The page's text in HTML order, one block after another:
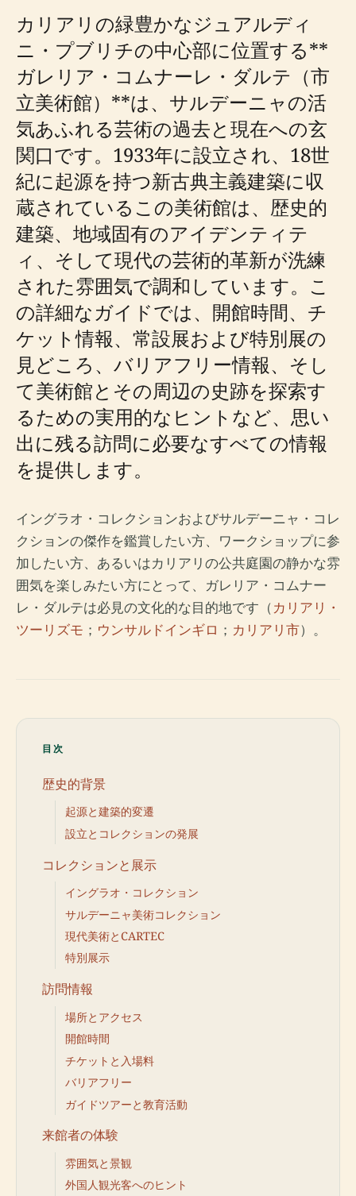
カリアリの緑豊かなジュアルディ
ニ・プブリチの中心部に位置する**
ガレリア・コムナーレ・ダルテ（市
立美術館）**は、サルデーニャの活
気あふれる芸術の過去と現在への玄
関口です。1933年に設立され、18世
紀に起源を持つ新古典主義建築に収
蔵されているこの美術館は、歴史的
建築、地域固有のアイデンティテ
ィ、そして現代の芸術的革新が洗練
された雰囲気で調和しています。こ
の詳細なガイドでは、開館時間、チ
ケット情報、常設展および特別展の
見どころ、バリアフリー情報、そし
て美術館とその周辺の史跡を探索す
るための実用的なヒントなど、思い
出に残る訪問に必要なすべての情報
を提供します。
イングラオ・コレクションおよびサルデーニャ・コレ
クションの傑作を鑑賞したい方、ワークショップに参
加したい方、あるいはカリアリの公共庭園の静かな雰
囲気を楽しみたい方にとって、ガレリア・コムナー
レ・ダルテは必見の文化的な目的地です（ カリアリ・
ツーリズモ ； ウンサルドインギロ ； カリアリ市）。
目次
歴史的背景
起源と建築的変遷
設立とコレクションの発展
コレクションと展示
イングラオ・コレクション
サルデーニャ美術コレクション
現代美術とCARTEC
特別展示
訪問情報
場所とアクセス
開館時間
チケットと入場料
バリアフリー
ガイドツアーと教育活動
来館者の体験
雰囲気と景観
外国人観光客へのヒント